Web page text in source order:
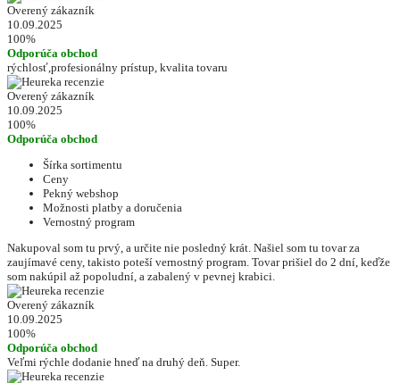
Overený zákazník
10.09.2025
100%
Odporúča obchod
rýchlosť,profesionálny prístup, kvalita tovaru
Overený zákazník
10.09.2025
100%
Odporúča obchod
Šírka sortimentu
Ceny
Pekný webshop
Možnosti platby a doručenia
Vernostný program
Nakupoval som tu prvý, a určite nie posledný krát. Našiel som tu tovar za
zaujímavé ceny, takisto poteší vernostný program. Tovar prišiel do 2 dní, keďže
som nakúpil až popoludní, a zabalený v pevnej krabici.
Overený zákazník
10.09.2025
100%
Odporúča obchod
Veľmi rýchle dodanie hneď na druhý deň. Super.